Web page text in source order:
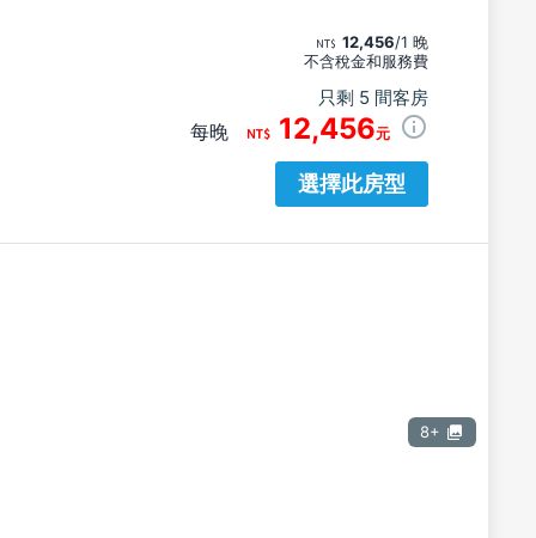
12,456/1 晚
不含稅金和服務費
只剩 5 間客房
每晚 12,456元
選擇此房型
8+